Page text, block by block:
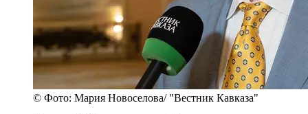
© Фото: Мария Новоселова/ "Вестник Кавказа"